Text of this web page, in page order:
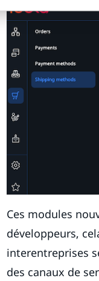
Ces modules
développeurs,
interentreprises
des canaux de